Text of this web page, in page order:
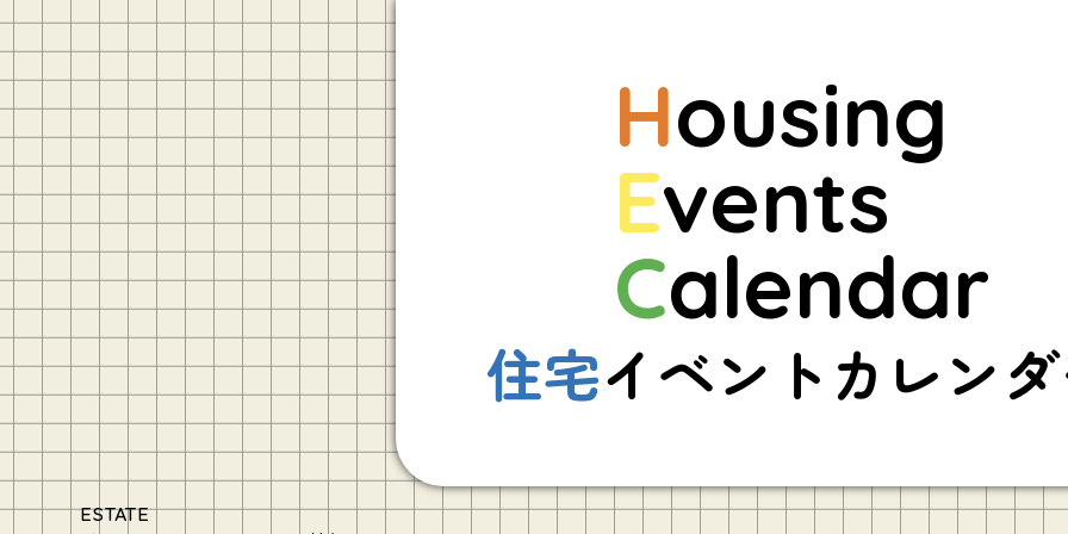
Housing
Events
Calendar
住宅イベントカレン
ESTATE